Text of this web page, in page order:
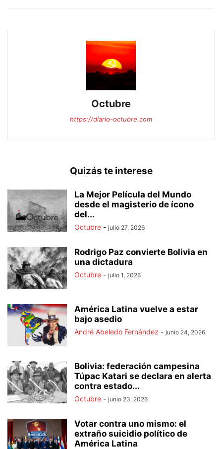
Octubre
https://diario-octubre.com
Quizás te interese
La Mejor Película del Mundo
desde el magisterio de ícono
del...
Octubre - julio 27, 2026
Rodrigo Paz convierte Bolivia en
una dictadura
Octubre - julio 1, 2026
América Latina vuelve a estar
bajo asedio
André Abeledo Fernández - junio 24, 2026
Bolivia: federación campesina
Túpac Katari se declara en alerta
contra estado...
Octubre - junio 23, 2026
Votar contra uno mismo: el
extraño suicidio político de
América Latina